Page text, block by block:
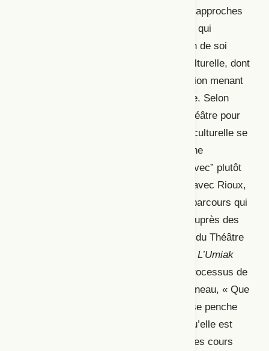
professionnalisation. Elle y décrit deux approches
distinctes, soit la démocratie culturelle, qui
encourage l’engagement et l’expression de soi
chez le public, et la démocratisation culturelle, dont
l’objectif est la transmission et l’éducation menant
à une forme d’autonomie face à l’œuvre. Selon
Anne Nadeau, dans les domaines du théâtre pour
enfants et adolescent·es, la médiation culturelle se
traduit donc par une expression d’Hélène
Beauchamp (1985) : « On veut “jouer avec” plutôt
que “jouer pour” ». Dans une entrevue avec Rioux,
Gascon l’invite à se replonger dans le parcours qui
l’a menée vers la médiation culturelle auprès des
enfants. L’entretien aborde la fondation du Théâtre
L’Umiak
(1983) et l’intégration des parents au processus de
médiation. L’article d’Anne-Marie Cousineau, « Que
diable aller faire dans cette galère? », se penche
plutôt sur la médiation culturelle telle qu’elle est
appliquée au cégep, dans le contexte des cours